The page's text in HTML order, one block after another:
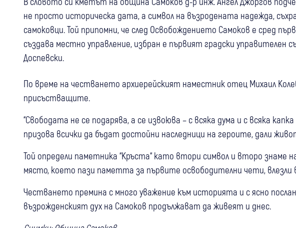
не просто историческа дата, а символ на възродената надежда,
самоковци. Той припомни, че след Освобождението Самоков е сред
създава местно управление, избран е първият градски управителен
Доспевски.
По време на честването архиерейският наместник отец Михаил
присъстващите.
“Свободата не се подарява, а се извоюва – с всяка дума и с всяка
призова всички да бъдат достойни наследници на героите, дали
Той определи паметника “Кръста“ като втори символ и второ знаме
място, което пази паметта за първите освободителни чети, влезли
Честването премина с много уважение към историята и с ясно
възрожденският дух на Самоков продължават да живеят и днес.